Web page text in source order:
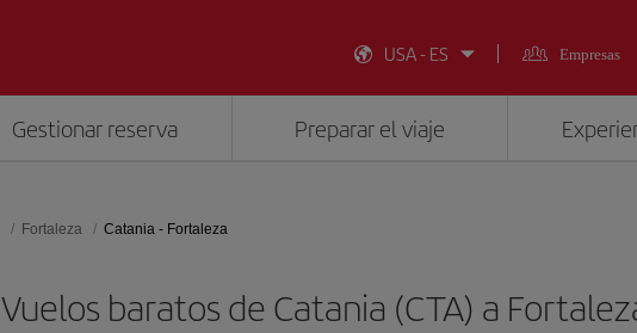
USA - ES
Empresas
Gestionar reserva Preparar el viaje
Fortaleza Catania - Fortaleza
Vuelos baratos de Catania (CTA) a